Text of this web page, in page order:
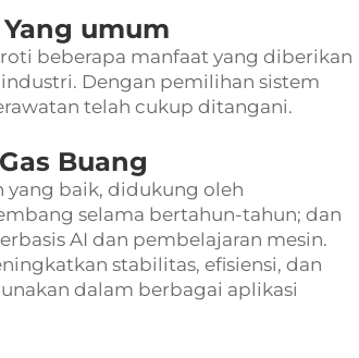
umum
beberapa manfaat yang diberikan
Dengan pemilihan sistem
telah cukup ditangani.
Buang
yang baik, didukung oleh
selama bertahun-tahun; dan
AI dan pembelajaran mesin.
stabilitas, efisiensi, dan
dalam berbagai aplikasi